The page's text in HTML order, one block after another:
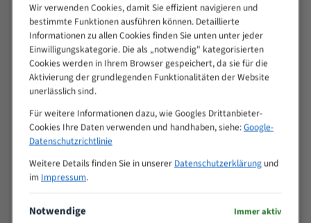
50
4/5
80
> 100
VOLLMATERIAL
M (mm)
Zoll (ZpZ))
>
25
10/14
15 - 40
8/12
25 - 50
50 - 120
Wir verwenden Cookies, damit Sie effizient navigieren und
bestimmte Funktionen ausführen können. Detaillierte
Informationen zu allen Cookies finden Sie unten unter jeder
Einwilligungskategorie. Die als „notwendig" kategorisierten
Cookies werden in Ihrem Browser gespeichert, da sie für die
Aktivierung der grundlegenden Funktionalitäten der Website
unerlässlich sind.
Für weitere Informationen dazu, wie Googles Drittanbieter-
Cookies Ihre Daten verwenden und handhaben, siehe:Google-
Datenschutzrichtlinie
Weitere Details finden Sie in unserer Datenschutzerklärungund
im Impressum.
Notwendige Immer aktiv